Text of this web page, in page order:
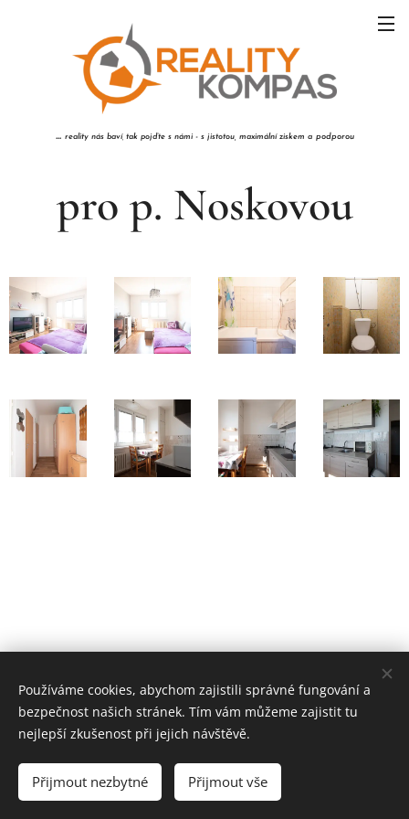
... reality nás baví, tak pojďte s námi - s jistotou, maximální ziskem a podporou
pro p. Noskovou
Reality Kompas s.r.o.
Všechna práva vyhrazena 2017
Cookies
Používáme cookies, abychom zajistili správné fungování a
bezpečnost našich stránek. Tím vám můžeme zajistit tu
nejlepší zkušenost při jejich návštěvě.
Přijmout nezbytné Přijmout vše